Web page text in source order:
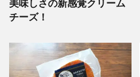
美味しさの新感覚クリーム
チーズ！